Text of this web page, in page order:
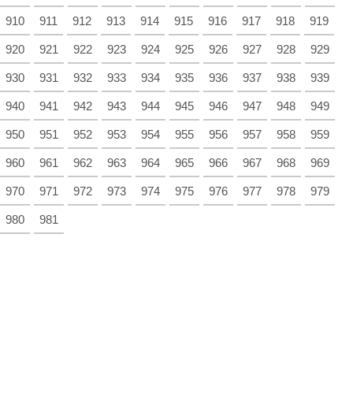
910 911 912 913 914 915 916 917 918 919
920 921 922 923 924 925 926 927 928 929
930 931 932 933 934 935 936 937 938 939
940 941 942 943 944 945 946 947 948 949
950 951 952 953 954 955 956 957 958 959
960 961 962 963 964 965 966 967 968 969
970 971 972 973 974 975 976 977 978 979
980 981